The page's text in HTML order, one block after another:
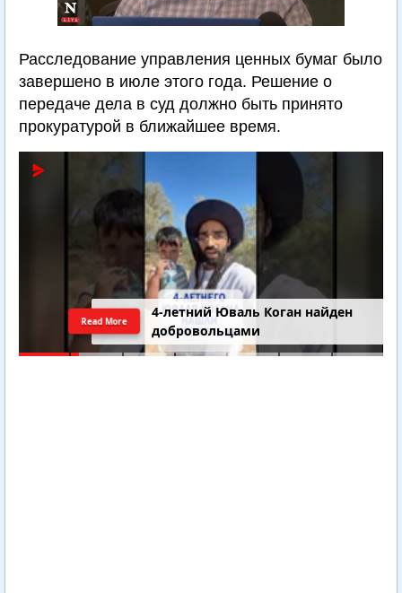
Расследование управления ценных бумаг было
завершено в июле этого года. Решение о
передаче дела в суд должно быть принято
прокуратурой в ближайшее время.
4-летний Юваль Коган найден
добровольцами
Read More